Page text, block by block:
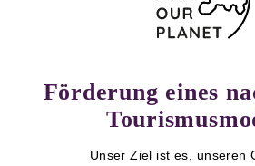
Förderung eines
Unser Ziel ist es, unseren